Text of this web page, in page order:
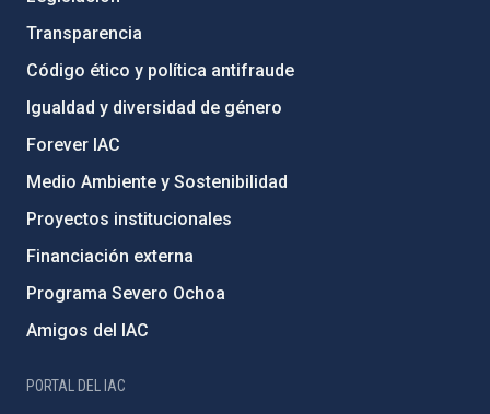
Transparencia
Código ético y política antifraude
Igualdad y diversidad de género
Forever IAC
Medio Ambiente y Sostenibilidad
Proyectos institucionales
Financiación externa
Programa Severo Ochoa
Amigos del IAC
PORTAL DEL IAC